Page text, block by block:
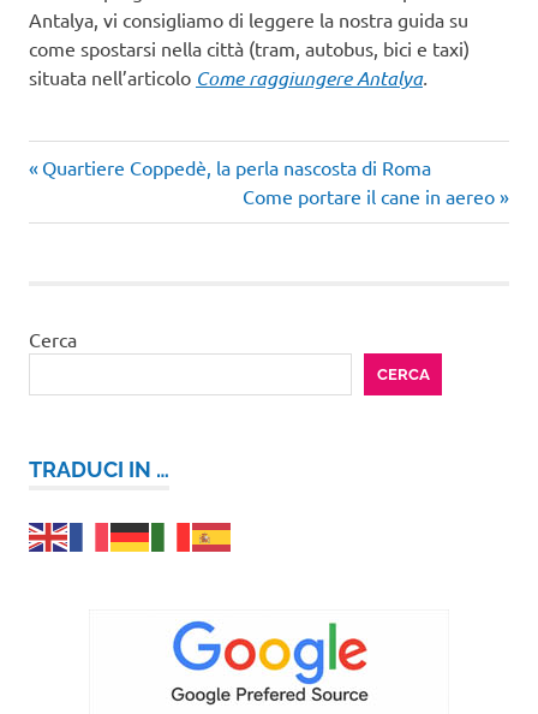
Antalya, vi consigliamo di leggere la nostra guida su
come spostarsi nella città (tram, autobus, bici e taxi)
situata nell’articolo Come raggiungere Antalya.
Navigazione
articoli
Articolo
Quartiere Coppedè, la perla nascosta di Roma
Articolo
successivo:
Come portare il cane in aereo
Cerca
CERCA
TRADUCI IN …